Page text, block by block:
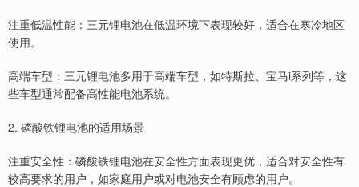
注重低温性能：三元锂电池在低温环境下表现较好，适合在寒冷地区
使用。
高端车型：三元锂电池多用于高端车型，如特斯拉、宝马i系列等，这
些车型通常配备高性能电池系统。
2. 磷酸铁锂电池的适用场景
注重安全性：磷酸铁锂电池在安全性方面表现更优，适合对安全性有
较高要求的用户，如家庭用户或对电池安全有顾虑的用户。